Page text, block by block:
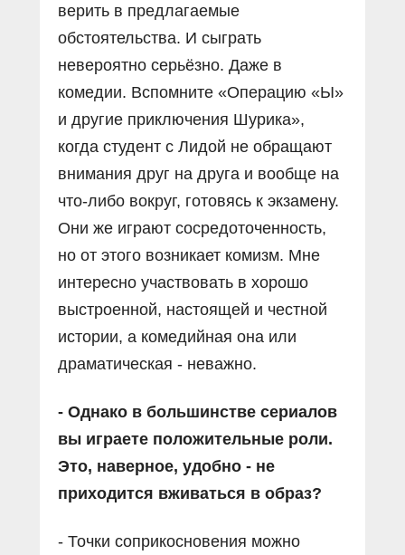
верить в предлагаемые
обстоятельства. И сыграть
невероятно серьёзно. Даже в
комедии. Вспомните «Операцию «Ы»
и другие приключения Шурика»,
когда студент с Лидой не обращают
внимания друг на друга и вообще на
что-либо вокруг, готовясь к экзамену.
Они же играют сосредоточенность,
но от этого возникает комизм. Мне
интересно участвовать в хорошо
выстроенной, настоящей и честной
истории, а комедийная она или
драматическая - неважно.
- Однако в большинстве сериалов
вы играете положительные роли.
Это, наверное, удобно - не
приходится вживаться в образ?
- Точки соприкосновения можно